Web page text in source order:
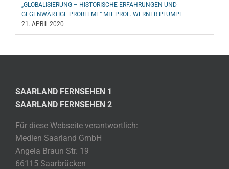
„GLOBALISIERUNG – HISTORISCHE ERFAHRUNGEN UND
GEGENWÄRTIGE PROBLEME“ MIT PROF. WERNER PLUMPE
21. APRIL 2020
SAARLAND FERNSEHEN 1
SAARLAND FERNSEHEN 2
Für diese Webseite verantwortlich:
Medien Saarland GmbH
Angela Braun Str. 19
66115 Saarbrücken